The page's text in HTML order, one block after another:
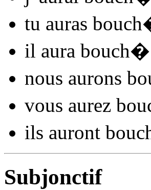
tu auras bouch
il aura bouch�
nous aurons
vous aurez
ils auront
Subjonctif